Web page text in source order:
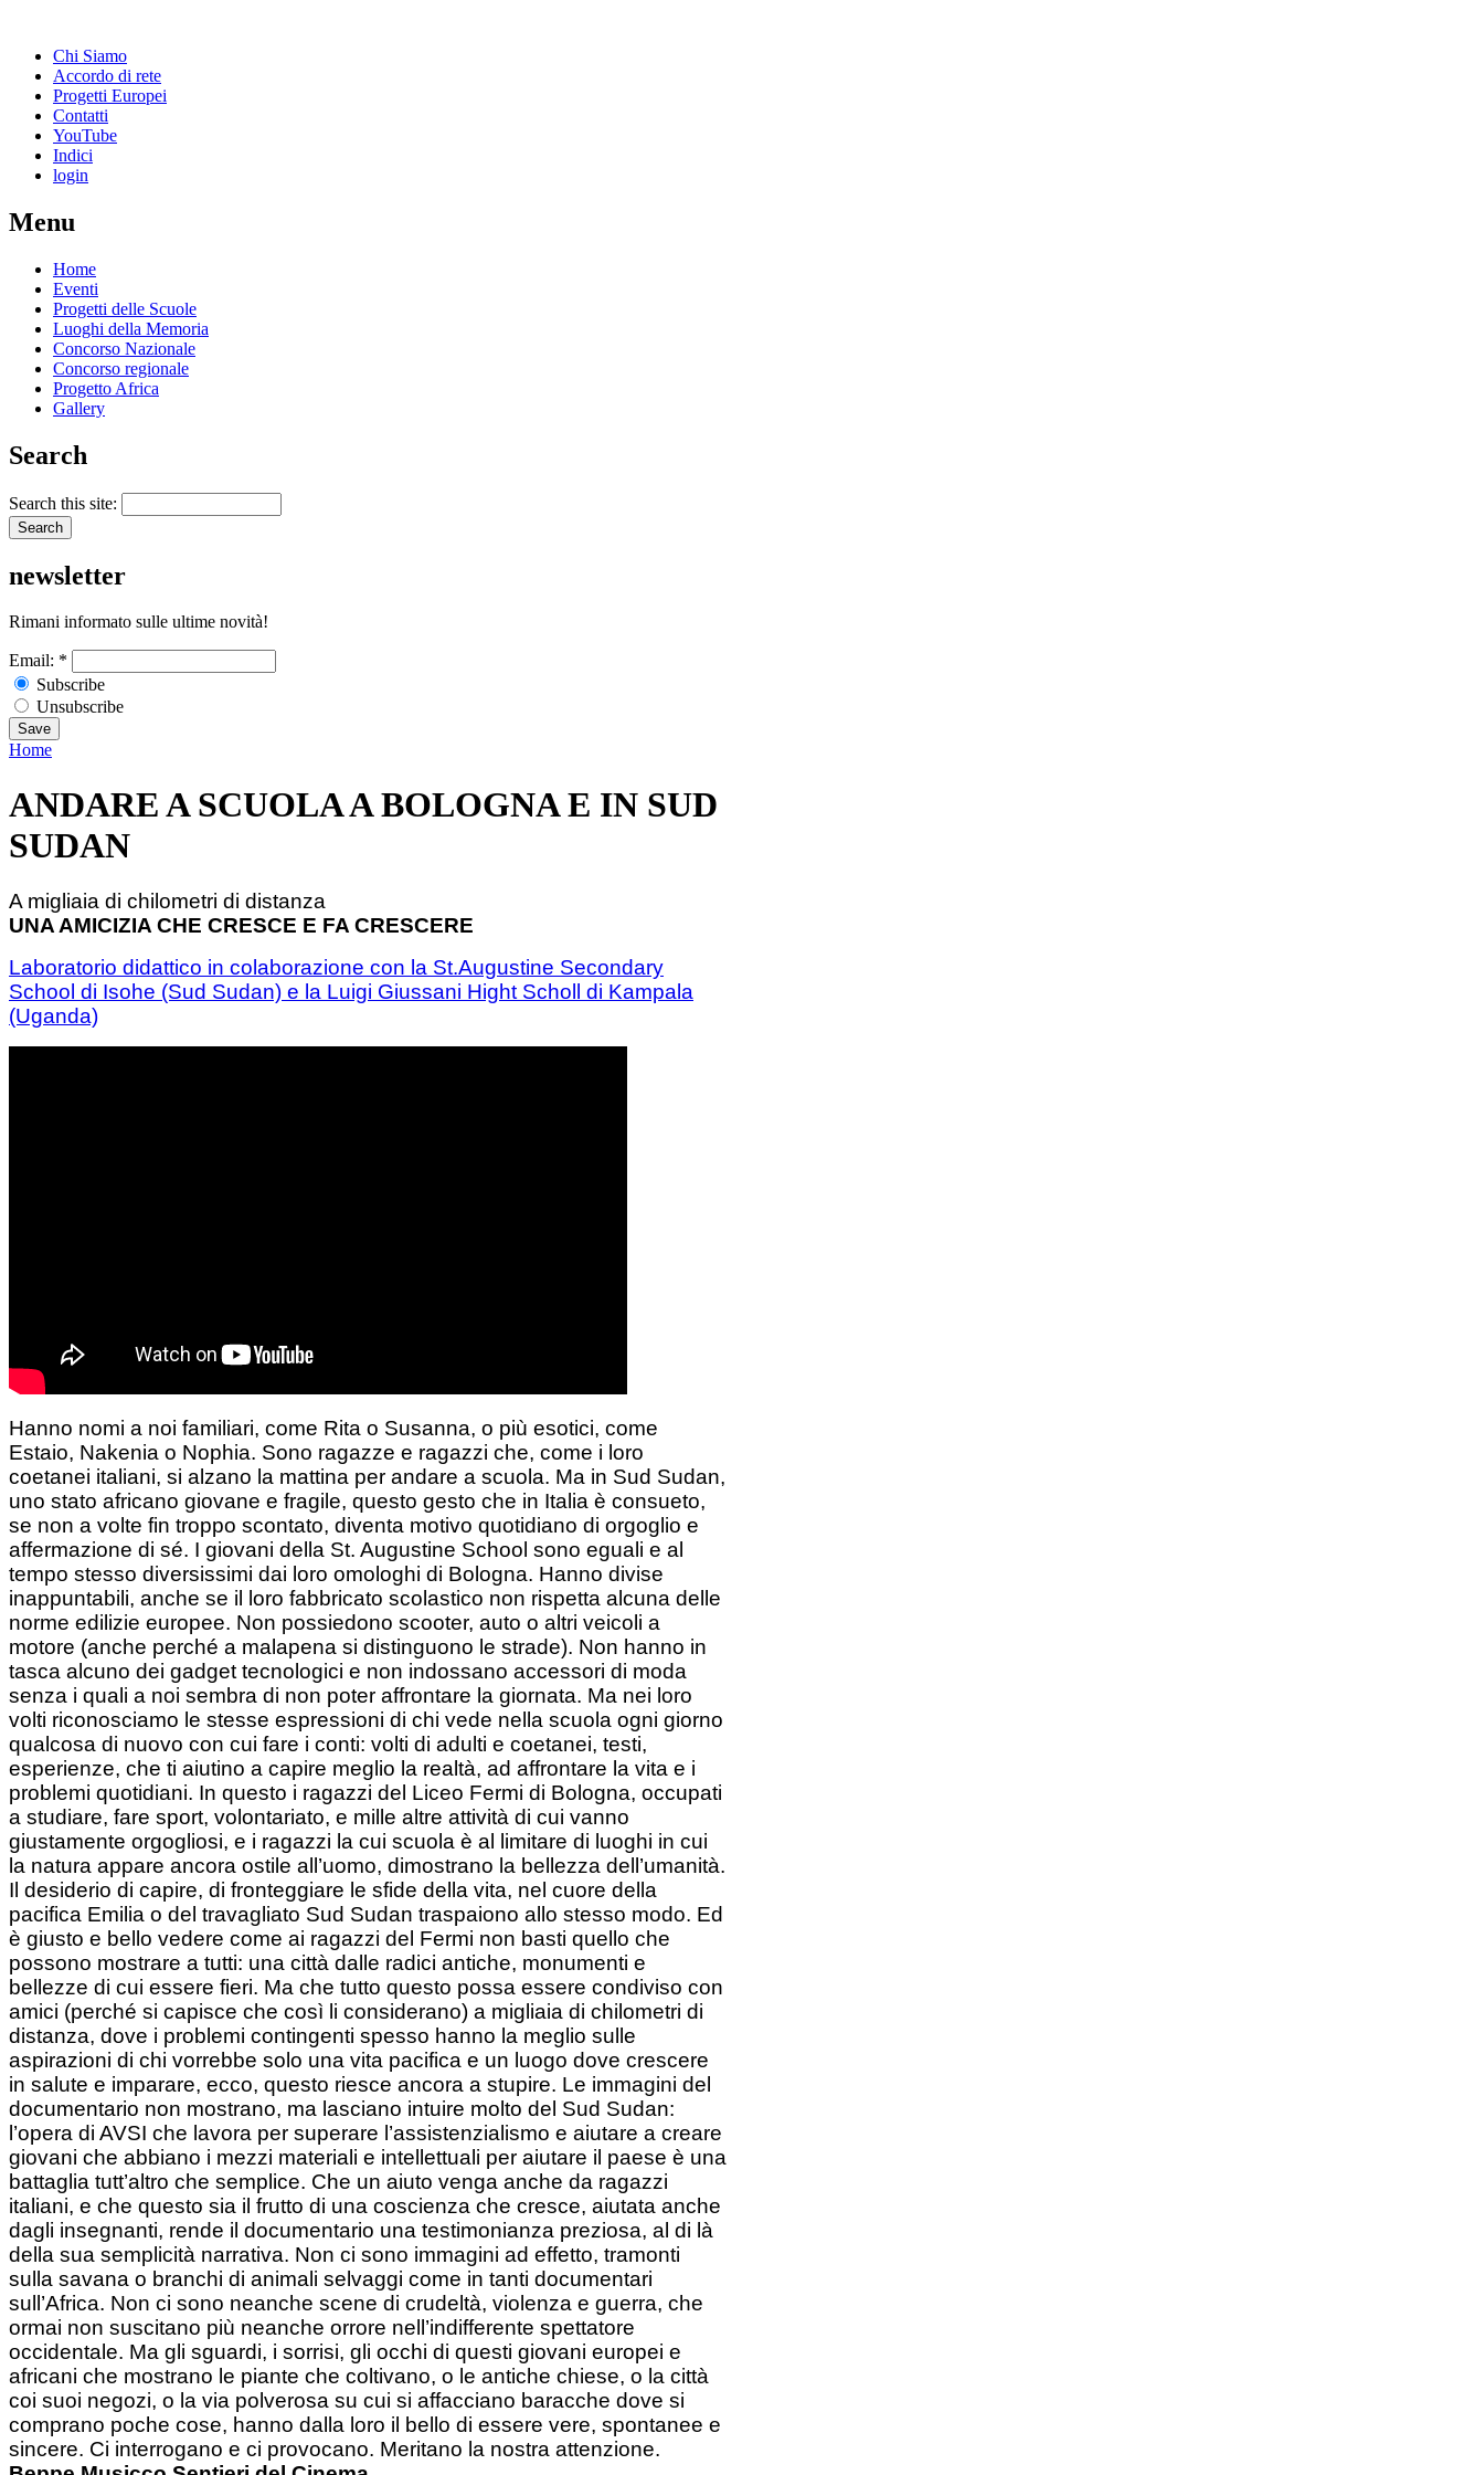
Chi Siamo
Accordo di rete
Progetti Europei
Contatti
YouTube
Indici
login
Menu
Home
Eventi
Progetti delle Scuole
Luoghi della Memoria
Concorso Nazionale
Concorso regionale
Progetto Africa
Gallery
Search
Search this site:
newsletter
Rimani informato sulle ultime novità!
Email: *
Subscribe
Unsubscribe
Home
ANDARE A SCUOLA A BOLOGNA E IN SUD
SUDAN
A migliaia di chilometri di distanza
UNA AMICIZIA CHE CRESCE E FA CRESCERE
Laboratorio didattico in colaborazione con la St.Augustine Secondary
School di Isohe (Sud Sudan) e la Luigi Giussani Hight Scholl di Kampala
(Uganda)
Hanno nomi a noi familiari, come Rita o Susanna, o più esotici, come
Estaio, Nakenia o Nophia. Sono ragazze e ragazzi che, come i loro
coetanei italiani, si alzano la mattina per andare a scuola. Ma in Sud Sudan,
uno stato africano giovane e fragile, questo gesto che in Italia è consueto,
se non a volte fin troppo scontato, diventa motivo quotidiano di orgoglio e
affermazione di sé. I giovani della St. Augustine School sono eguali e al
tempo stesso diversissimi dai loro omologhi di Bologna. Hanno divise
inappuntabili, anche se il loro fabbricato scolastico non rispetta alcuna delle
norme edilizie europee. Non possiedono scooter, auto o altri veicoli a
motore (anche perché a malapena si distinguono le strade). Non hanno in
tasca alcuno dei gadget tecnologici e non indossano accessori di moda
senza i quali a noi sembra di non poter affrontare la giornata. Ma nei loro
volti riconosciamo le stesse espressioni di chi vede nella scuola ogni giorno
qualcosa di nuovo con cui fare i conti: volti di adulti e coetanei, testi,
esperienze, che ti aiutino a capire meglio la realtà, ad affrontare la vita e i
problemi quotidiani. In questo i ragazzi del Liceo Fermi di Bologna, occupati
a studiare, fare sport, volontariato, e mille altre attività di cui vanno
giustamente orgogliosi, e i ragazzi la cui scuola è al limitare di luoghi in cui
la natura appare ancora ostile all’uomo, dimostrano la bellezza dell’umanità.
Il desiderio di capire, di fronteggiare le sfide della vita, nel cuore della
pacifica Emilia o del travagliato Sud Sudan traspaiono allo stesso modo. Ed
è giusto e bello vedere come ai ragazzi del Fermi non basti quello che
possono mostrare a tutti: una città dalle radici antiche, monumenti e
bellezze di cui essere fieri. Ma che tutto questo possa essere condiviso con
amici (perché si capisce che così li considerano) a migliaia di chilometri di
distanza, dove i problemi contingenti spesso hanno la meglio sulle
aspirazioni di chi vorrebbe solo una vita pacifica e un luogo dove crescere
in salute e imparare, ecco, questo riesce ancora a stupire. Le immagini del
documentario non mostrano, ma lasciano intuire molto del Sud Sudan:
l’opera di AVSI che lavora per superare l’assistenzialismo e aiutare a creare
giovani che abbiano i mezzi materiali e intellettuali per aiutare il paese è una
battaglia tutt’altro che semplice. Che un aiuto venga anche da ragazzi
italiani, e che questo sia il frutto di una coscienza che cresce, aiutata anche
dagli insegnanti, rende il documentario una testimonianza preziosa, al di là
della sua semplicità narrativa. Non ci sono immagini ad effetto, tramonti
sulla savana o branchi di animali selvaggi come in tanti documentari
sull’Africa. Non ci sono neanche scene di crudeltà, violenza e guerra, che
ormai non suscitano più neanche orrore nell’indifferente spettatore
occidentale. Ma gli sguardi, i sorrisi, gli occhi di questi giovani europei e
africani che mostrano le piante che coltivano, o le antiche chiese, o la città
coi suoi negozi, o la via polverosa su cui si affacciano baracche dove si
comprano poche cose, hanno dalla loro il bello di essere vere, spontanee e
sincere. Ci interrogano e ci provocano. Meritano la nostra attenzione.